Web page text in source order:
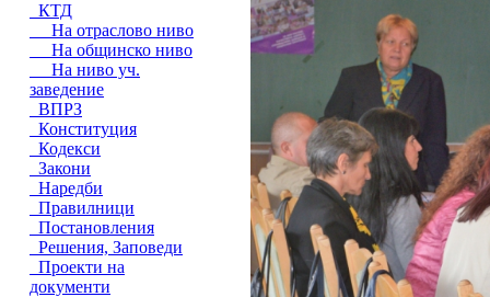
КТД
На отраслово ниво
На общинско ниво
На ниво уч.
заведение
ВПРЗ
Конституция
Кодекси
Закони
Наредби
Правилници
Постановления
Решения, Заповеди
Проекти на
документи